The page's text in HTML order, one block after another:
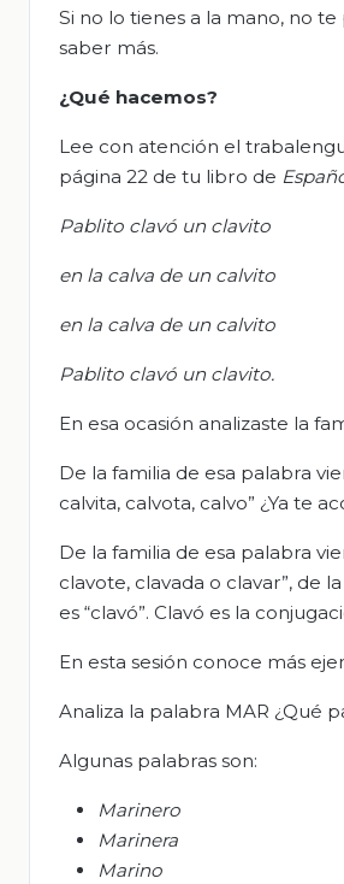
Si no lo tienes a la mano, no
saber más.
¿Qué hacemos?
Lee con atención el
página 22 de tu libro de
Pablito clavó un clavito
en la calva de un calvito
en la calva de un calvito
Pablito clavó un clavito.
En esa ocasión analizaste la
De la familia de esa palabra
calvita, calvota, calvo” ¿Ya te
De la familia de esa palabra
clavote, clavada o clavar”, de
es “clavó”. Clavó es la
En esta sesión conoce más
Analiza la palabra MAR ¿Qué
Algunas palabras son:
Marinero
Marinera
Marino